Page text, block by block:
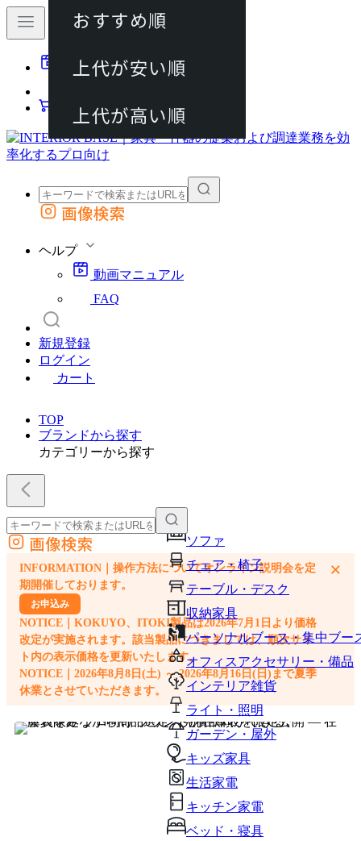
動画マニュアル
カート
外部サイトの商品をカートに追加
画像検索
ヘルプ
動画マニュアル
FAQ
新規登録
ログイン
カート
TOP
ブランドから探す
カテゴリーから探す
ソファ
チェア・椅子
テーブル・デスク
収納家具
パーソナルブース・集中ブー
オフィスアクセサリー・備品
インテリア雑貨
ライト・照明
ガーデン・屋外
キッズ家具
生活家電
キッチン家電
ベッド・寝具
外部サイトの商品をカートに追加
他のサイトで見つけた商品ページのURLを貼り付けて、カートに追加できます
画像検索
INFORMATION｜操作方法についてオンライン説明会を定
期開催しております。
お申込み
NOTICE｜KOKUYO、ITOKI製品は2026年7月1日より価格
改定が実施されます。該当製品につきましては、順次サイ
ト内の表示価格を更新いたします。
NOTICE｜2026年8月8日(土) ～ 2026年8月16日(日)まで夏季
休業とさせていただきます。
×
おすすめ順
上代が安い順
上代が高い順